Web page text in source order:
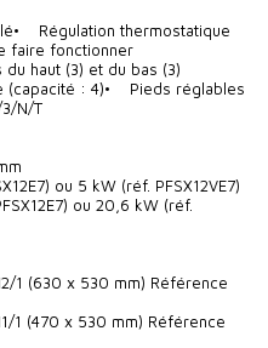
Régulation thermostatique
faire fonctionner
haut (3) et du bas (3)
: 4)• Pieds réglables
N/T
ou 5 kW (réf. PFSX12VE7)
ou 20,6 kW (réf.
1 (630 x 530 mm) Référence
1 (470 x 530 mm) Référence